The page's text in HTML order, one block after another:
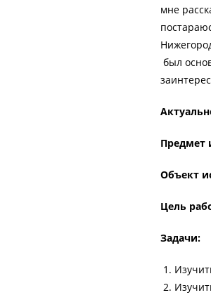
мне
был
Предмет
Объект
Цель
Задачи: